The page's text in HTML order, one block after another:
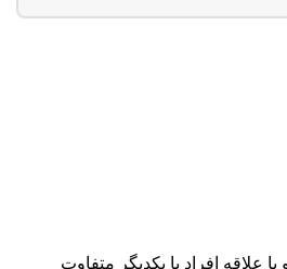
علاقه افراد با یکدیگر متفاوت